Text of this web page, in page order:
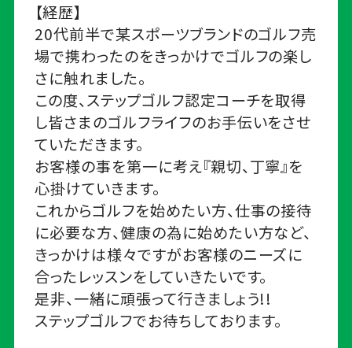
【経歴】
20代前半で某スポーツブランドのゴルフ売
場で携わったのをきっかけでゴルフの楽し
さに触れました。
この度、ステップゴルフ認定コーチを取得
し皆さまのゴルフライフのお手伝いをさせ
ていただきます。
お客様の事を第一に考え『親切、丁寧』を
心掛けていきます。
これからゴルフを始めたい方、仕事の接待
に必要な方、健康の為に始めたい方など、
きっかけは様々ですがお客様のニーズに
合ったレッスンをしていきたいです。
是非、一緒に頑張って行きましょう!!
ステップゴルフでお待ちしております。